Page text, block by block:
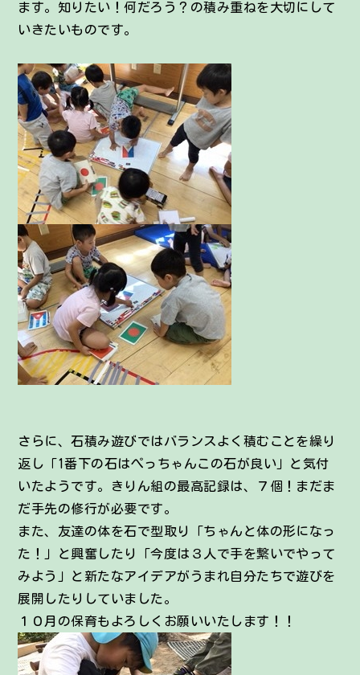
ます。知りたい！何だろう？の積み重ねを大切にして
いきたいものです。
さらに、石積み遊びではバランスよく積むことを繰り
返し「1番下の石はぺっちゃんこの石が良い」と気付
いたようです。きりん組の最高記録は、７個！まだま
だ手先の修行が必要です。
また、友達の体を石で型取り「ちゃんと体の形になっ
た！」と興奮したり「今度は３人で手を繋いでやって
みよう」と新たなアイデアがうまれ自分たちで遊びを
展開したりしていました。
１０月の保育もよろしくお願いいたします！！